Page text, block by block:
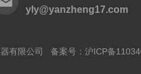
yly@yanzheng17.com
有限公司 备案号： 沪ICP备